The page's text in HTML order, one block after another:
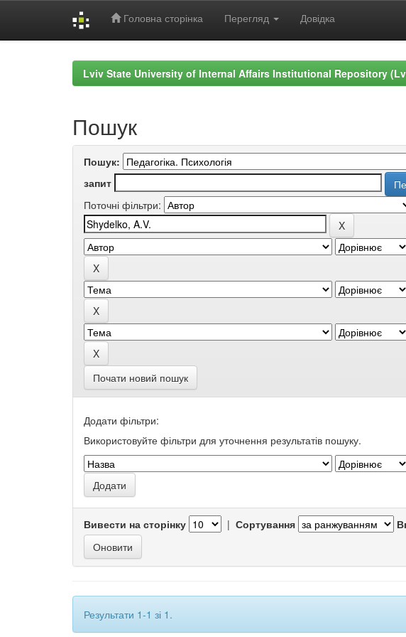
Головна сторінка Перегляд Довідка
Lviv State University of Internal Affairs Institutional Repository
Пошук
Пошук:
запит
Поточні фільтри:
Почати новий пошук
Додати фільтри:
Використовуйте фільтри для уточнення результатів пошуку.
Вивести на сторінку | Сортування
Результати 1-1 зі 1.